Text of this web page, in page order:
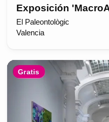
Exposición
El Paleontològic
Valencia
Gratis